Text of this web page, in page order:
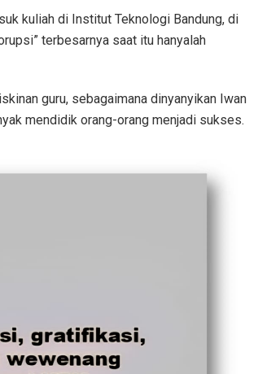
kuliah di Institut Teknologi Bandung, di
terbesarnya saat itu hanyalah
guru, sebagaimana dinyanyikan Iwan
mendidik orang-orang menjadi sukses.